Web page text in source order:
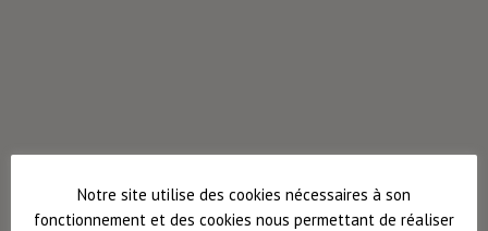
Notre site utilise des cookies nécessaires à son
fonctionnement et des cookies nous permettant de réaliser